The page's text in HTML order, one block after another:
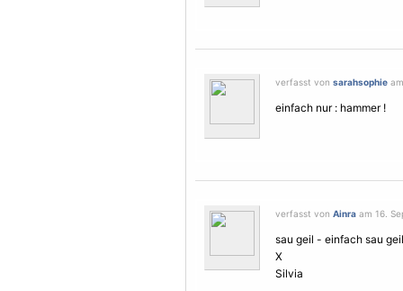
verfasst von sarahsophie
einfach nur : hammer !
verfasst von Ainra am 16.
sau geil - einfach sau geil
X
Silvia